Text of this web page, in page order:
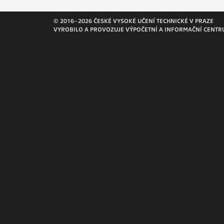
pomáhají
stran, které
© 2016–2026 ČESKÉ VYSOKÉ UČENÍ TECHNICKÉ V PRAZE
VYROBILO A PROVOZUJE VÝPOČETNÍ A INFORMAČNÍ